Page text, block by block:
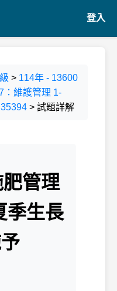
登入
> 114年 - 13600
：維護管理 1-
> 試題詳解
管理
季生長